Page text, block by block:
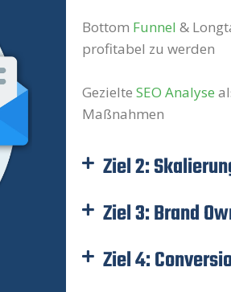
Bottom Funnel &
profitabel zu werden
Gezielte SEO Analyse
Maßnahmen
Ziel 2:
Ziel 3: Brand
Ziel 4: